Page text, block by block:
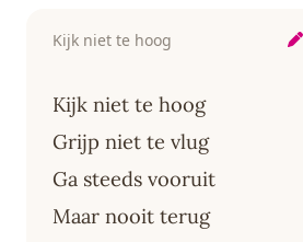
Kijk niet te hoog
Kijk niet te hoog
Grijp niet te vlug
Ga steeds vooruit
Maar nooit terug